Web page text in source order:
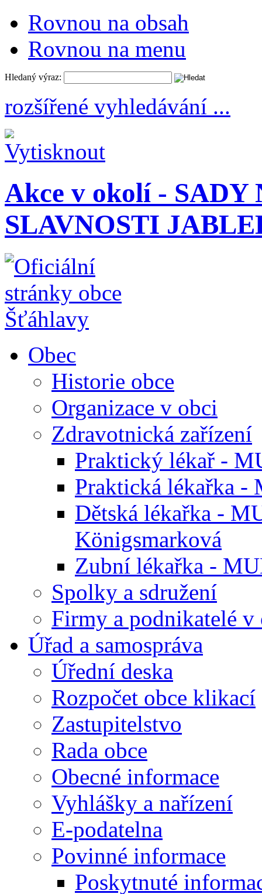
Rovnou na obsah
Rovnou na menu
Hledaný výraz:
rozšířené vyhledávání ...
Akce v okolí -
SLAVNOSTI
Obec
Historie obce
Organizace v obci
Zdravotnická zařízení
Praktický lékař -
Praktická lékařka -
Dětská lékařka -
Königsmarková
Zubní lékařka -
Spolky a sdružení
Firmy a podnikatelé v
Úřad a samospráva
Úřední deska
Rozpočet obce klikací
Zastupitelstvo
Rada obce
Obecné informace
Vyhlášky a nařízení
E-podatelna
Povinné informace
Poskytnuté